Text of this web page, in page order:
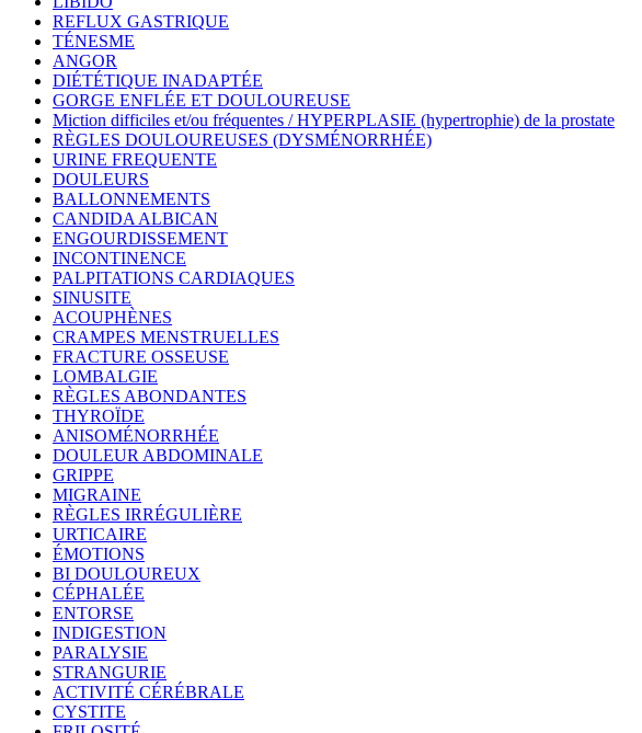
REFLUX GASTRIQUE
TÉNESME
ANGOR
DIÉTÉTIQUE INADAPTÉE
GORGE ENFLÉE ET DOULOUREUSE
Miction difficiles et/ou fréquentes / HYPERPLASIE (hypertrophie) de la prostate
RÈGLES DOULOUREUSES (DYSMÉNORRHÉE)
URINE FREQUENTE
DOULEURS
BALLONNEMENTS
CANDIDA ALBICAN
ENGOURDISSEMENT
INCONTINENCE
PALPITATIONS CARDIAQUES
SINUSITE
ACOUPHÈNES
CRAMPES MENSTRUELLES
FRACTURE OSSEUSE
LOMBALGIE
RÈGLES ABONDANTES
THYROÏDE
ANISOMÉNORRHÉE
DOULEUR ABDOMINALE
GRIPPE
MIGRAINE
RÈGLES IRRÉGULIÈRE
URTICAIRE
ÉMOTIONS
BI DOULOUREUX
CÉPHALÉE
ENTORSE
INDIGESTION
PARALYSIE
STRANGURIE
ACTIVITÉ CÉRÉBRALE
CYSTITE